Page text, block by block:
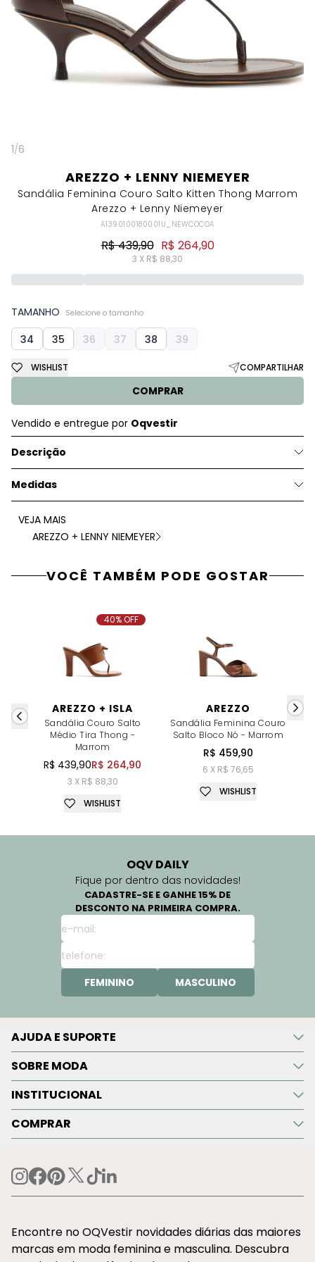
1/6
AREZZO + LENNY NIEMEYER
Sandália Feminina Couro Salto Kitten Thong Marrom
Arezzo + Lenny Niemeyer
A1390100180001U_NEWCOCOA
R$ 439,90 R$ 264,90
3 X R$ 88,30
TAMANHO Selecione o tamanho
34 35 36 37 38 39
COMPRAR
WISHLIST COMPARTILHAR
Vendido e entregue por Oqvestir
Descrição
Medidas
VEJA MAIS
AREZZO + LENNY NIEMEYER
VOCÊ TAMBÉM PODE GOSTAR
AREZZO + ISLA
Sandália Couro Salto
Médio Tira Thong -
Marrom
R$ 439,90R$ 264,90
3 X R$ 88,30
40% OFF
WISHLIST
AREZZO
Sandália Feminina Couro
Salto Bloco Nó - Marrom
R$ 459,90
6 X R$ 76,65
WISHLIST
OQV DAILY
Fique por dentro das novidades!
CADASTRE-SE E GANHE 15% DE
DESCONTO NA PRIMEIRA COMPRA.
FEMININO MASCULINO
AJUDA E SUPORTE
SOBRE MODA
INSTITUCIONAL
COMPRAR
Encontre no OQVestir novidades diárias das maiores
marcas em moda feminina e masculina. Descubra